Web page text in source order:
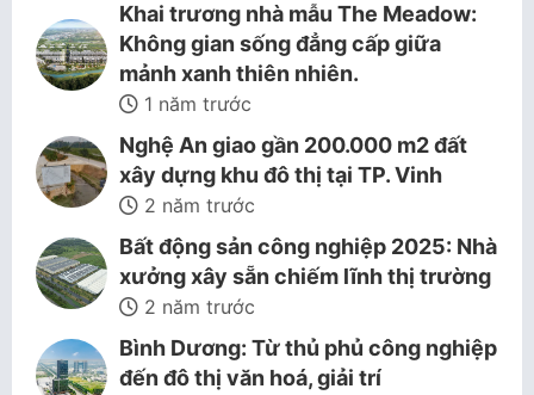
Khai trương nhà mẫu The Meadow:
Không gian sống đẳng cấp giữa
mảnh xanh thiên nhiên.
1 năm trước
Nghệ An giao gần 200.000 m2 đất
xây dựng khu đô thị tại TP. Vinh
2 năm trước
Bất động sản công nghiệp 2025: Nhà
xưởng xây sẵn chiếm lĩnh thị trường
2 năm trước
Bình Dương: Từ thủ phủ công nghiệp
đến đô thị văn hoá, giải trí